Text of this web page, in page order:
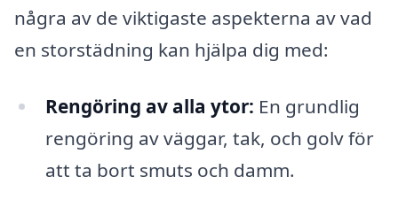
några av de viktigaste aspekterna av vad
en storstädning kan hjälpa dig med:
Rengöring av alla ytor: En grundlig
rengöring av väggar, tak, och golv för
att ta bort smuts och damm.